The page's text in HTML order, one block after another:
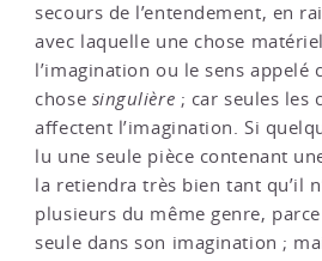
secours de l’entendement, en
avec laquelle une chose
l’imagination ou le sens appelé
chose singulière ; car seules les
affectent l’imagination. Si
lu une seule pièce contenant
la retiendra très bien tant qu’il
plusieurs du même genre,
seule dans son imagination ;